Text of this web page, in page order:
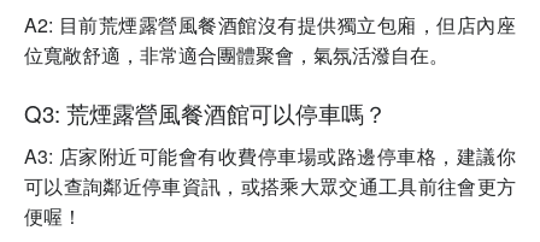
A2: 目前荒煙露營風餐酒館沒有提供獨立包廂，但店內座
位寬敞舒適，非常適合團體聚會，氣氛活潑自在。
Q3: 荒煙露營風餐酒館可以停車嗎？
A3: 店家附近可能會有收費停車場或路邊停車格，建議你
可以查詢鄰近停車資訊，或搭乘大眾交通工具前往會更方
便喔！